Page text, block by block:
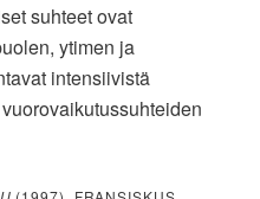
suhteet ovat
ytimen ja
intensiivistä